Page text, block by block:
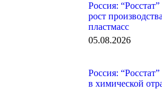
Россия:
рост
пластмасс
05.08.2026
Россия:
в химической